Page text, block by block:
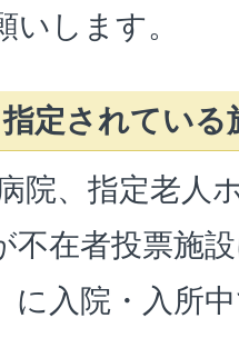
いします。
指定されてい
院、指定老人
不在者投票施
に入院・入所